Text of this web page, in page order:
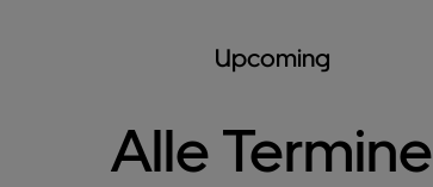
Upcoming
Alle Termine